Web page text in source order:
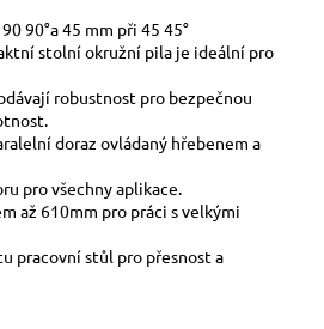
90°a 45 mm při 45 45°
stolní okružní pila je ideální pro
robustnost pro bezpečnou
doraz ovládaný hřebenem a
pro všechny aplikace.
až 610mm pro práci s velkými
pracovní stůl pro přesnost a